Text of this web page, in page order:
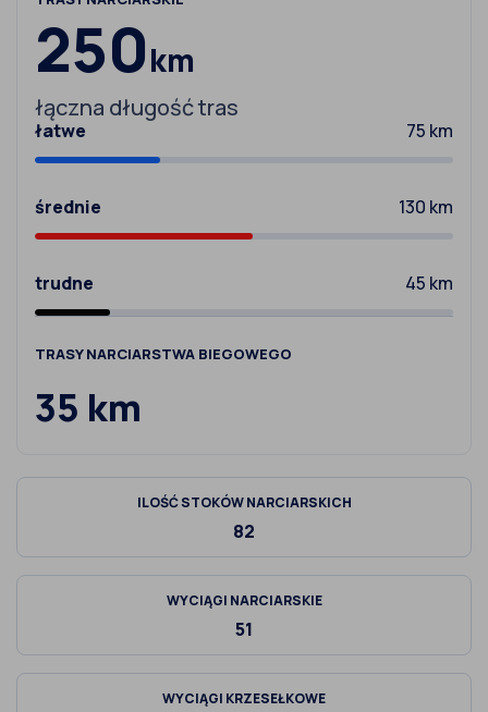
250km
łączna długość tras
łatwe 75 km
średnie 130 km
trudne 45 km
TRASY NARCIARSTWA BIEGOWEGO
35 km
ILOŚĆ STOKÓW NARCIARSKICH
82
WYCIĄGI NARCIARSKIE
51
WYCIĄGI KRZESEŁKOWE